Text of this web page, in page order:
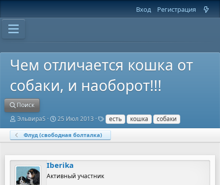
Вход Регистрация
Чем отличается кошка от
собаки, и наоборот!!!
Поиск
А
т
о
т
е
ы
ЭльвираS
Д
т
а
а
ч
л
25 Июл 2013
Т
е
г
и
есть кошка собаки
Флуд (свободная болталка)
Iberika
Активный участник